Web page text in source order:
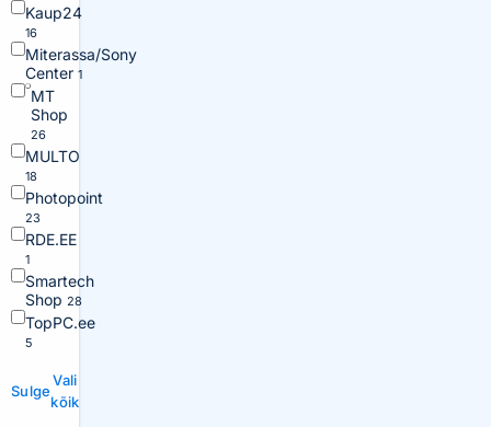
Kaup24
16
Miterassa/Sony
Center 1
MT
Shop
26
MULTO
18
Photopoint
23
RDE.EE
1
Smartech
Shop 28
TopPC.ee
5
Sulge
Vali
kõik